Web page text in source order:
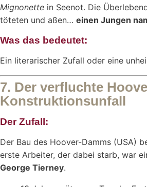
Mignonette in Seenot. Die
töteten und aßen… einen Jungen
Was das bedeutet:
Ein literarischer Zufall oder eine
7. Der verfluchte
Konstruktionsunfall
Der Zufall:
Der Bau des Hoover-Damms (USA)
erste Arbeiter, der dabei starb, war
George Tierney.